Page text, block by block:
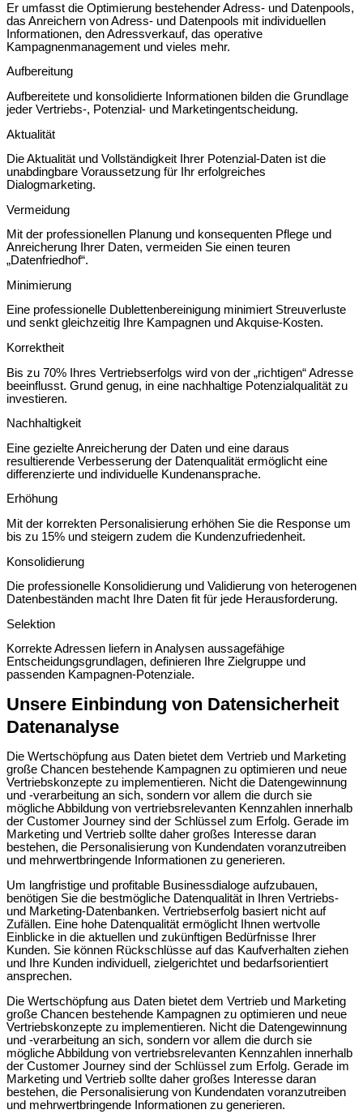
Er umfasst die Optimierung bestehender Adress- und Datenpools,
das Anreichern von Adress- und Datenpools mit individuellen
Informationen, den Adressverkauf, das operative
Kampagnenmanagement und vieles mehr.
Aufbereitung
Aufbereitete und konsolidierte Informationen bilden die Grundlage
jeder Vertriebs-, Potenzial- und Marketingentscheidung.
Aktualität
Die Aktualität und Vollständigkeit Ihrer Potenzial-Daten ist die
unabdingbare Voraussetzung für Ihr erfolgreiches
Dialogmarketing.
Vermeidung
Mit der professionellen Planung und konsequenten Pflege und
Anreicherung Ihrer Daten, vermeiden Sie einen teuren
„Datenfriedhof“.
Minimierung
Eine professionelle Dublettenbereinigung minimiert Streuverluste
und senkt gleichzeitig Ihre Kampagnen und Akquise-Kosten.
Korrektheit
Bis zu 70% Ihres Vertriebserfolgs wird von der „richtigen“ Adresse
beeinflusst. Grund genug, in eine nachhaltige Potenzialqualität zu
investieren.
Nachhaltigkeit
Eine gezielte Anreicherung der Daten und eine daraus
resultierende Verbesserung der Datenqualität ermöglicht eine
differenzierte und individuelle Kundenansprache.
Erhöhung
Mit der korrekten Personalisierung erhöhen Sie die Response um
bis zu 15% und steigern zudem die Kundenzufriedenheit.
Konsolidierung
Die professionelle Konsolidierung und Validierung von heterogenen
Datenbeständen macht Ihre Daten fit für jede Herausforderung.
Selektion
Korrekte Adressen liefern in Analysen aussagefähige
Entscheidungsgrundlagen, definieren Ihre Zielgruppe und
passenden Kampagnen-Potenziale.
Unsere Einbindung von Datensicherheit
Datenanalyse
Die Wertschöpfung aus Daten bietet dem Vertrieb und Marketing
große Chancen bestehende Kampagnen zu optimieren und neue
Vertriebskonzepte zu implementieren. Nicht die Datengewinnung
und -verarbeitung an sich, sondern vor allem die durch sie
mögliche Abbildung von vertriebsrelevanten Kennzahlen innerhalb
der Customer Journey sind der Schlüssel zum Erfolg. Gerade im
Marketing und Vertrieb sollte daher großes Interesse daran
bestehen, die Personalisierung von Kundendaten voranzutreiben
und mehrwertbringende Informationen zu generieren.
Um langfristige und profitable Businessdialoge aufzubauen,
benötigen Sie die bestmögliche Datenqualität in Ihren Vertriebs-
und Marketing-Datenbanken. Vertriebserfolg basiert nicht auf
Zufällen. Eine hohe Datenqualität ermöglicht Ihnen wertvolle
Einblicke in die aktuellen und zukünftigen Bedürfnisse Ihrer
Kunden. Sie können Rückschlüsse auf das Kaufverhalten ziehen
und Ihre Kunden individuell, zielgerichtet und bedarfsorientiert
ansprechen.
Die Wertschöpfung aus Daten bietet dem Vertrieb und Marketing
große Chancen bestehende Kampagnen zu optimieren und neue
Vertriebskonzepte zu implementieren. Nicht die Datengewinnung
und -verarbeitung an sich, sondern vor allem die durch sie
mögliche Abbildung von vertriebsrelevanten Kennzahlen innerhalb
der Customer Journey sind der Schlüssel zum Erfolg. Gerade im
Marketing und Vertrieb sollte daher großes Interesse daran
bestehen, die Personalisierung von Kundendaten voranzutreiben
und mehrwertbringende Informationen zu generieren.